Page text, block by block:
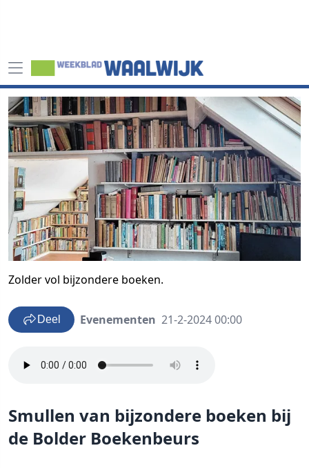
Zolder vol bijzondere boeken.
Deel Evenementen 21-2-2024 00:00
Smullen van bijzondere boeken bij
de Bolder Boekenbeurs